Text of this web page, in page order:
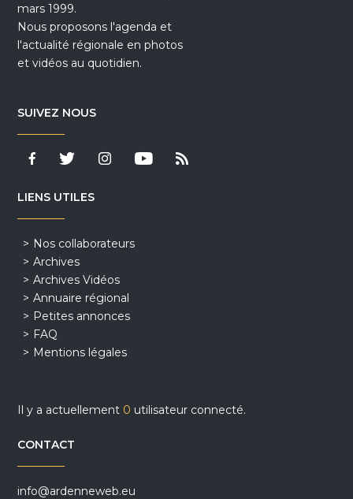
mars 1999.
Nous proposons l'agenda et
l'actualité régionale en photos
et vidéos au quotidien.
SUIVEZ NOUS
LIENS UTILES
Nos collaborateurs
Archives
Archives Vidéos
Annuaire régional
Petites annonces
FAQ
Mentions légales
Il y a actuellement 0 utilisateur connecté.
CONTACT
info@ardenneweb.eu